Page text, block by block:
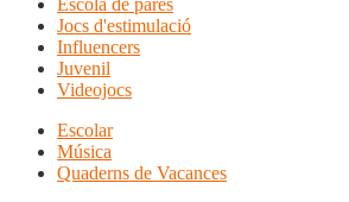
Escola de pares
Jocs d'estimulació
Influencers
Juvenil
Videojocs
Escolar
Música
Quaderns de Vacances